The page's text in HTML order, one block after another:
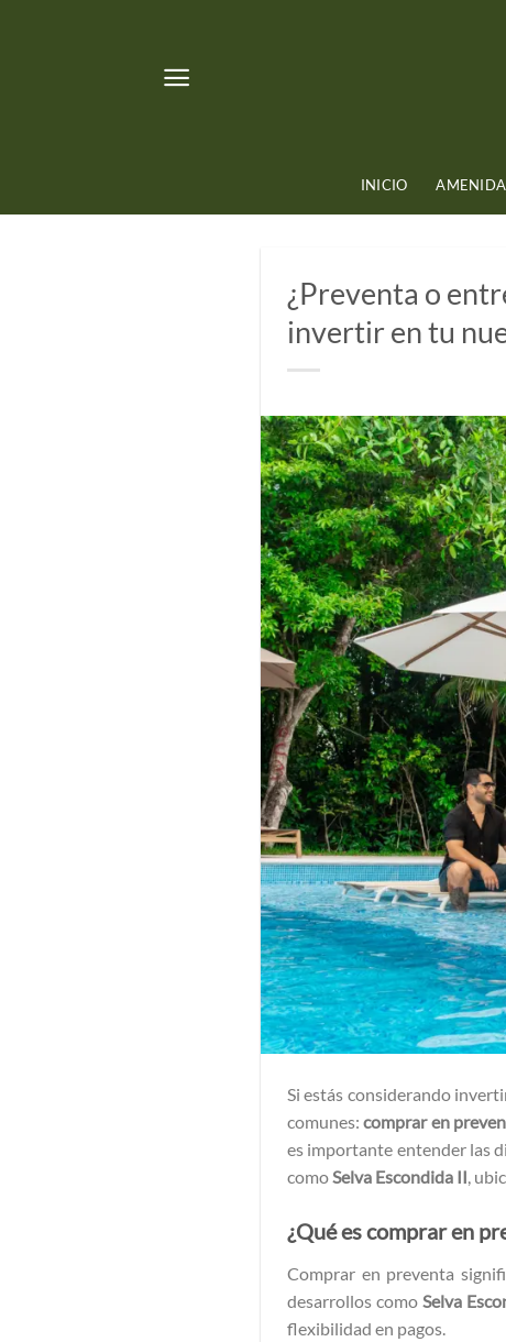
INICIO
¿Preventa o
invertir en tu
Si estás considerando
comunes:comprar en
es importante entender las
comoSelva Escondida II,
¿Qué es comprar en
Comprar en preventa
desarrollos comoSelva
flexibilidad en pagos.